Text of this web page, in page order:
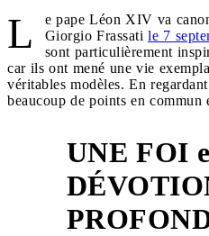
L
e pape Léon XIV va
Giorgio Frassati le 7
sont particulièrement
car ils ont mené une vie
véritables modèles. En
beaucoup de points en commun
UNE FOI